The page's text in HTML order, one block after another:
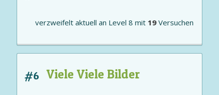
verzweifelt aktuell an Level 8 mit 19 Versuchen
#6 Viele Viele Bilder